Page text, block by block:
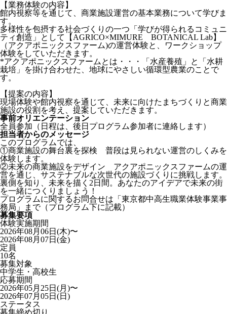
【業務体験の内容】
館内視察等を通じて、商業施設運営の基本業務について学びま
す。
多様性を包摂する社会づくりの一つ「学びが得られるコミュニ
ティ創造」として【AGRICO×MIMURE BOTANICAL Lab】
（アクアポニックスファーム)の運営体験と、ワークショップ
体験をしていただきます。
*アクアポニックスファームとは・・・「水産養殖」と「水耕
栽培」を掛け合わせた、地球にやさしい循環型農業のことで
す。
【提案の内容】
現場体験や館内視察を通じて、未来に向けたまちづくりと商業
施設の役割を考え、提案していただきます。
事前オリエンテーション
全員参加（日程は、後日プログラム参加者に連絡します）
担当者からのメッセージ
このプログラムでは、
①商業施設の舞台裏を探検 普段は見られない運営のしくみを
体験します。
②未来の商業施設をデザイン アクアポニックスファームの運
営を通じ、サステナブルな次世代の施設づくりに挑戦します。
裏側を知り、未来を描く2日間。あなたのアイデアで未来の街
を一緒につくりましょう！
プログラムに関するお問合せは「東京都中高生職業体験事業事
務局」まで（プログラム下に記載）
募集要項
体験実施期間
2026年08月06日(木)〜
2026年08月07日(金)
定員
10名
募集対象
中学生・高校生
応募期間
2026年05月25日(月)〜
2026年07月05日(日)
ステータス
募集締め切り